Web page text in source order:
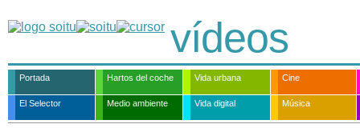
vídeos
Portada Hartos del coche Vida urbana Cine
El Selector Medio ambiente Vida digital Música